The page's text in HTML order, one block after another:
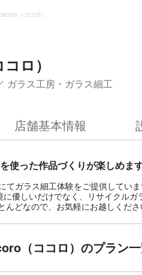
（ココロ）
ロ）
ガラス工房・ガラス細工
店舗基本情報
使った作品づくりが楽しめま
ガラス細工体験をご提供してい
優しいだけでなく、リサイクルガ
どなので、お気軽にお越しくださ
（ココロ）のプラン